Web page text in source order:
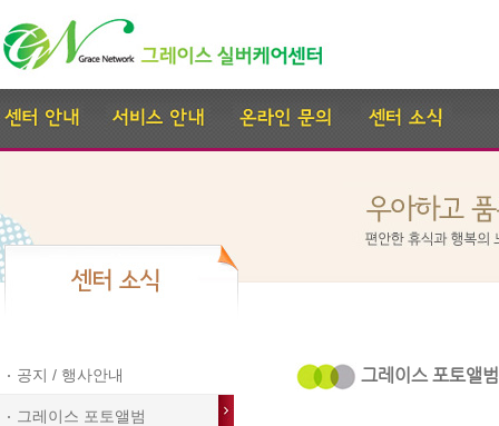
공지 / 행사안내
그레이스 포토앨범
그레이스 포토앨범